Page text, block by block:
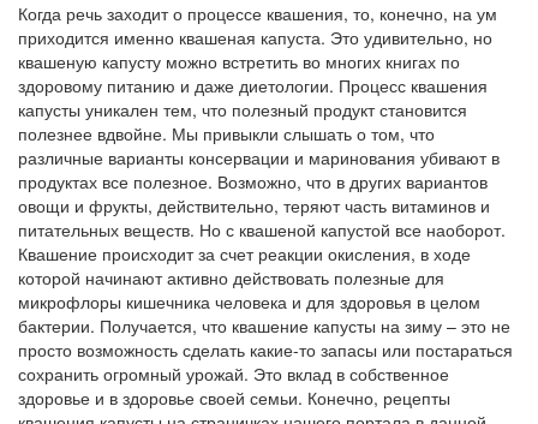
Когда речь заходит о процессе квашения, то, конечно, на ум
приходится именно квашеная капуста. Это удивительно, но
квашеную капусту можно встретить во многих книгах по
здоровому питанию и даже диетологии. Процесс квашения
капусты уникален тем, что полезный продукт становится
полезнее вдвойне. Мы привыкли слышать о том, что
различные варианты консервации и маринования убивают в
продуктах все полезное. Возможно, что в других вариантов
овощи и фрукты, действительно, теряют часть витаминов и
питательных веществ. Но с квашеной капустой все наоборот.
Квашение происходит за счет реакции окисления, в ходе
которой начинают активно действовать полезные для
микрофлоры кишечника человека и для здоровья в целом
бактерии. Получается, что квашение капусты на зиму – это не
просто возможность сделать какие-то запасы или постараться
сохранить огромный урожай. Это вклад в собственное
здоровье и в здоровье своей семьи. Конечно, рецепты